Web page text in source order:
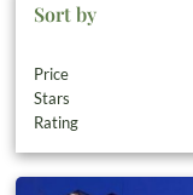
Sort by
Price
Stars
Rating